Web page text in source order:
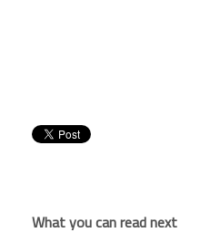
What you can read next